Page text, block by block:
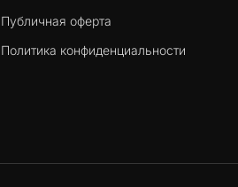
Публичная оферта
Политика конфиденциальности